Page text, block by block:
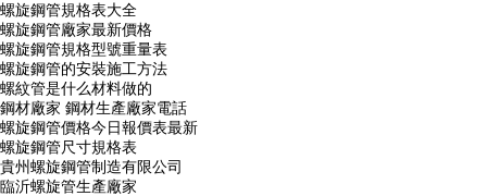
螺旋鋼管規格表大全
螺旋鋼管廠家最新價格
螺旋鋼管規格型號重量表
螺旋鋼管的安裝施工方法
螺紋管是什么材料做的
鋼材廠家 鋼材生產廠家電話
螺旋鋼管價格今日報價表最新
螺旋鋼管尺寸規格表
貴州螺旋鋼管制造有限公司
臨沂螺旋管生產廠家